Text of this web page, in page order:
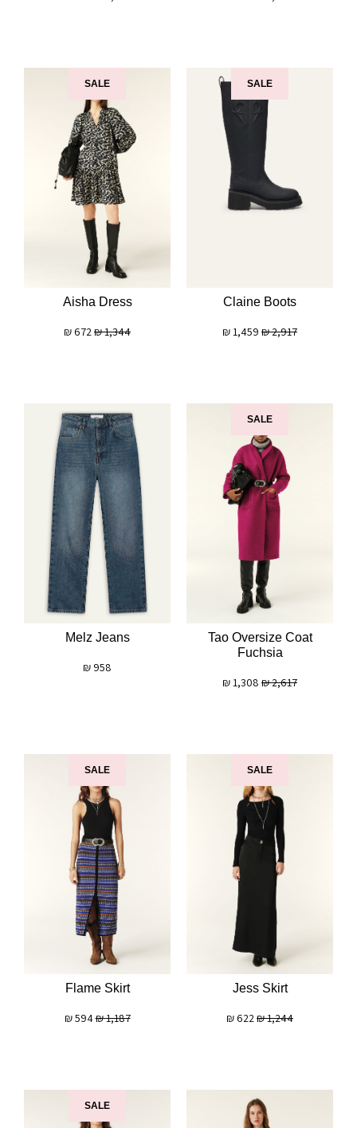
SALE
Claine Boots
2,917
₪
1,459
₪
SALE
Aisha Dress
1,344
₪
672
₪
SALE
Tao Oversize Coat
Fuchsia
2,617
₪
1,308
₪
Melz Jeans
958
₪
SALE
Jess Skirt
1,244
₪
622
₪
SALE
Flame Skirt
1,187
₪
594
₪
SALE